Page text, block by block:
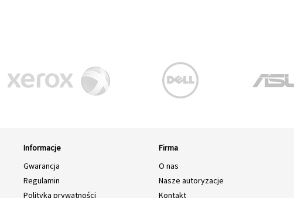
Informacje
Gwarancja
Regulamin
Polityka prywatności
Firma
O nas
Nasze autoryzacje
Kontakt